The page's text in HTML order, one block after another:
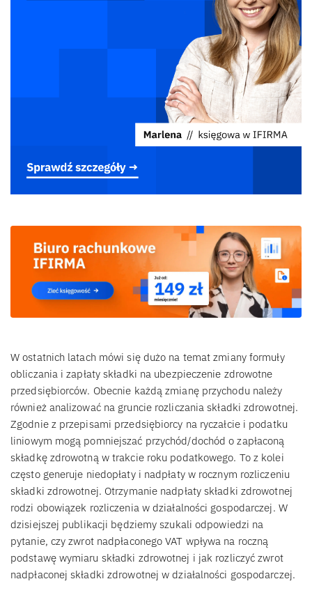
W ostatnich latach mówi się dużo na temat zmiany formuły
obliczania i zapłaty składki na ubezpieczenie zdrowotne
przedsiębiorców. Obecnie każdą zmianę przychodu należy
również analizować na gruncie rozliczania składki zdrowotnej.
Zgodnie z przepisami przedsiębiorcy na ryczałcie i podatku
liniowym mogą pomniejszać przychód/dochód o zapłaconą
składkę zdrowotną w trakcie roku podatkowego. To z kolei
często generuje niedopłaty i nadpłaty w rocznym rozliczeniu
składki zdrowotnej. Otrzymanie nadpłaty składki zdrowotnej
rodzi obowiązek rozliczenia w działalności gospodarczej. W
dzisiejszej publikacji będziemy szukali odpowiedzi na
pytanie, czy zwrot nadpłaconego VAT wpływa na roczną
podstawę wymiaru składki zdrowotnej i jak rozliczyć zwrot
nadpłaconej składki zdrowotnej w działalności gospodarczej.